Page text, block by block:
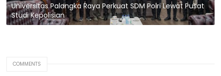
Universitas Palangka Raya Perkuat SDM Polri Lewat Pusat
Studi Kepolisian
COMMENTS